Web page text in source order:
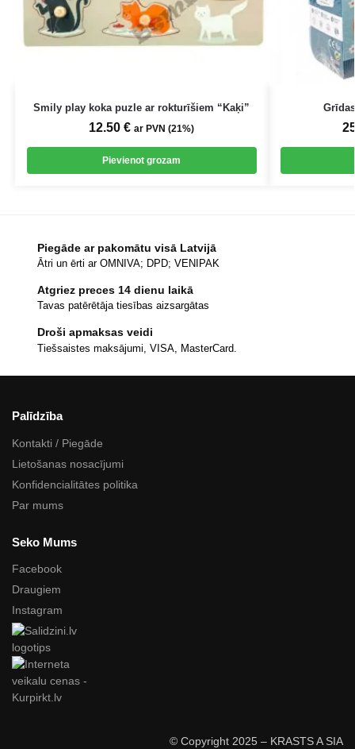
Smily play koka puzle ar rokturīšiem “Kaķi”
12.50€ ar PVN (21%)
Pievienot grozam
Piegāde ar pakomātu visā Latvijā
Ātri un ērti ar OMNIVA; DPD; VENIPAK
Atgriez preces 14 dienu laikā
Tavas patērētāja tiesības aizsargātas
Droši apmaksas veidi
Tiešsaistes maksājumi, VISA, MasterCard.
Palīdzība
Kontakti / Piegāde
Lietošanas nosacījumi
Konfidencialitātes politika
Par mums
Seko Mums
Facebook
Draugiem
Instagram
© Copyright 2025 – KRASTS A SIA